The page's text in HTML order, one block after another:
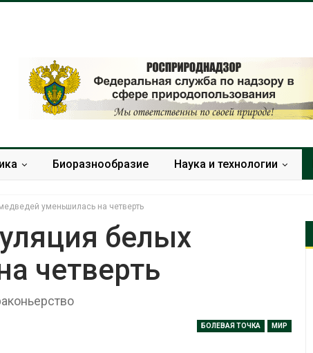
Биоразнообразие Наука и технологии
уменьшилась на четверть
белых
четверть
БОЛЕВАЯ ТОЧКА МИР
экологи
о
загрязнении